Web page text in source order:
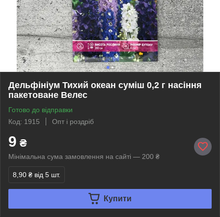
Дельфініум Тихий океан суміш 0,2 г насіння
пакетоване Велес
Готово до відправки
Код: 1915
Опт і роздріб
9 ₴
Мінімальна сума замовлення на сайті — 200 ₴
8,90 ₴ від 5 шт.
Купити